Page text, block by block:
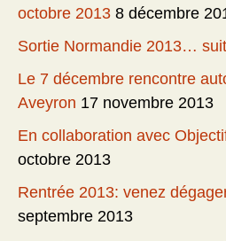
octobre 2013 8 décembre
Sortie Normandie 2013…
Le 7 décembre rencontre
Aveyron 17 novembre 2013
En collaboration avec
octobre 2013
Rentrée 2013: venez
septembre 2013